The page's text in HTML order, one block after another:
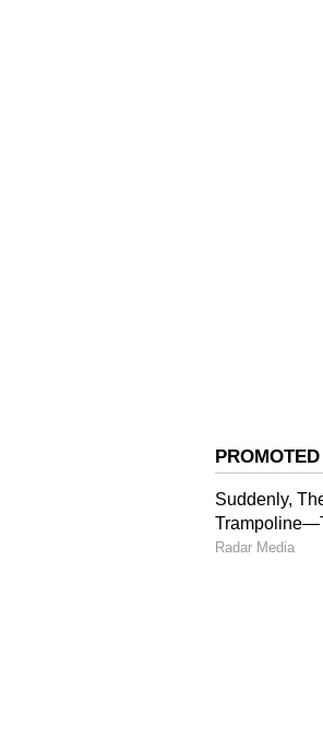
ஓட ஓட
அப்போது,
வெட்டியது.
இடத்திற்கு